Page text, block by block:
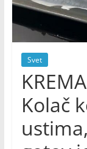
Svet
Kolač